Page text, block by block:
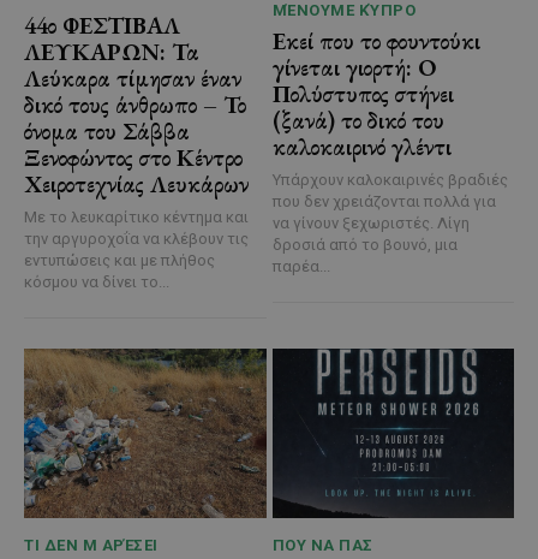
44ο ΦΕΣΤΙΒΑΛ
ΛΕΥΚΑΡΩΝ: Τα
Λεύκαρα τίμησαν έναν
δικό τους άνθρωπο – Το
όνομα του Σάββα
Ξενοφώντος στο Κέντρο
Χειροτεχνίας Λευκάρων
Με το λευκαρίτικο κέντημα και
την αργυροχοΐα να κλέβουν τις
εντυπώσεις και με πλήθος
κόσμου να δίνει το...
ΜΈΝΟΥΜΕ ΚΎΠΡΟ
Εκεί που το φουντούκι
γίνεται γιορτή: Ο
Πολύστυπος στήνει
(ξανά) το δικό του
καλοκαιρινό γλέντι
Υπάρχουν καλοκαιρινές βραδιές
που δεν χρειάζονται πολλά για
να γίνουν ξεχωριστές. Λίγη
δροσιά από το βουνό, μια
παρέα...
ΤΙ ΔΕΝ Μ ΑΡΈΣΕΙ ΠΟΥ ΝΑ ΠΑΣ